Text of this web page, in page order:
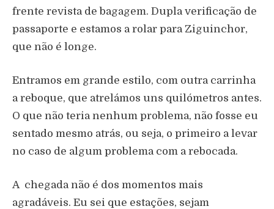
frente revista de bagagem. Dupla verificação de
passaporte e estamos a rolar para Ziguinchor,
que não é longe.
Entramos em grande estilo, com outra carrinha
a reboque, que atrelámos uns quilómetros antes.
O que não teria nenhum problema, não fosse eu
sentado mesmo atrás, ou seja, o primeiro a levar
no caso de algum problema com a rebocada.
A chegada não é dos momentos mais
agradáveis. Eu sei que estações, sejam